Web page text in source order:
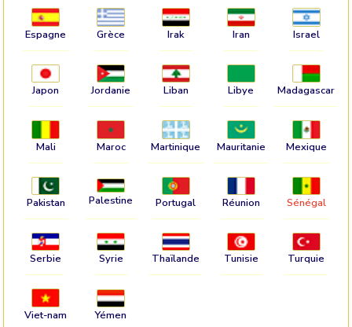
Espagne Grèce Irak Iran Israel
Japon Jordanie Liban Libye Madagascar
Mali Maroc Martinique Mauritanie Mexique
Pakistan Palestine Portugal Réunion Sénégal
Serbie Syrie Thaïlande Tunisie Turquie
Viet-nam Yémen